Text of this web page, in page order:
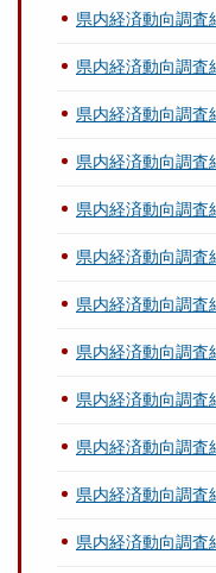
県内経済動向調査
県内経済動向調査
県内経済動向調査
県内経済動向調査
県内経済動向調査
県内経済動向調査
県内経済動向調査
県内経済動向調査
県内経済動向調査
県内経済動向調査
県内経済動向調査
県内経済動向調査